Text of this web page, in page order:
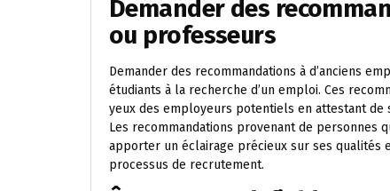
Demander des
ou professeurs
Demander des recommandations à d’anciens
étudiants à la recherche d’un emploi. Ces
yeux des employeurs potentiels en attestant de
Les recommandations provenant de personnes
apporter un éclairage précieux sur ses qualités
processus de recrutement.